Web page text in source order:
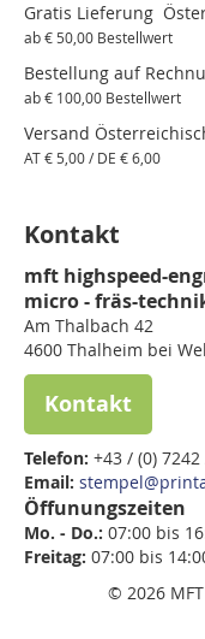
Gratis Lieferung
ab € 50,00 Bestellwert
Bestellung auf
ab € 100,00 Bestellwert
Versand
AT € 5,00 / DE € 6,00
Kontakt
mft highspeed-
micro - fräs-
Am Thalbach 42
4600 Thalheim bei
Kontakt
Telefon: +43 / (0)
Email:
Öffunungszeiten
Mo. - Do.: 07:00 bis
Freitag: 07:00 bis
© 2026